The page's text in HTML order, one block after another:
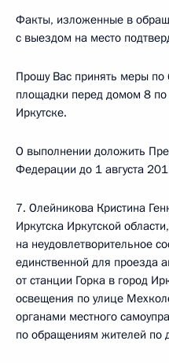
Факты, изложенные в
с выездом на место
Прошу Вас принять меры по
площадки перед домом 8 по
Иркутске.
О выполнении доложить
Федерации до 1 августа
7. Олейникова Кристина
Иркутска Иркутской
на неудовлетворительное
единственной для проезда
от станции Горка в город
освещения по улице
органами местного
по обращениям жителей по